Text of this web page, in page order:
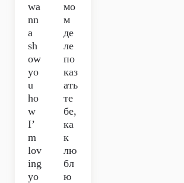
wa
nn
a
sh
ow
yo
u
ho
w
I’
m
lov
ing
yo
мо
м
де
ле
по
каз
ать
те
бе,
ка
к
лю
бл
ю